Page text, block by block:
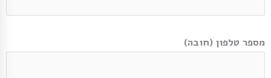
מספר טלפון (חובה)